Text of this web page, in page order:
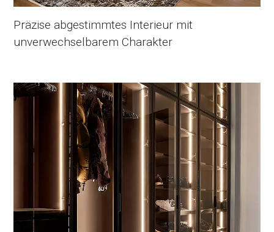
Präzise abgestimmtes Interieur mit
unverwechselbarem Charakter